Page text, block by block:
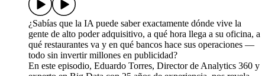
¿Sabías que la IA puede saber exactamente dónde vive la
gente de alto poder adquisitivo, a qué hora llega a su oficina, a
qué restaurantes va y en qué bancos hace sus operaciones —
todo sin invertir millones en publicidad?
En este episodio, Eduardo Torres, Director de Analytics 360 y